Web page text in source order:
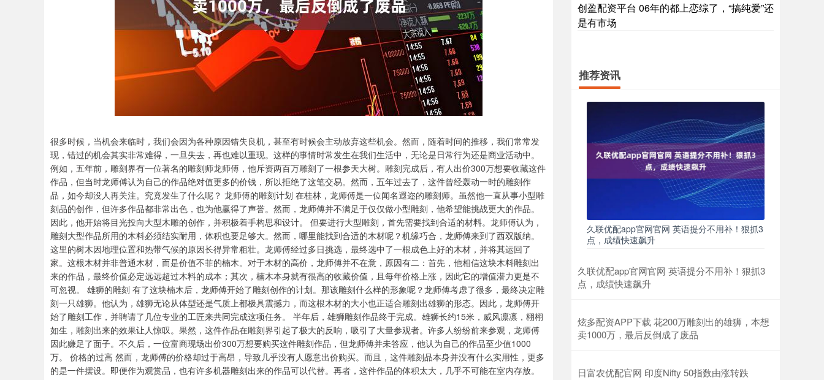
很多时候，当机会来临时，我们会因为各种原因错失良机，甚至有时候会主动放弃这些机会。然而，随着时间的推移，我们常常发
现，错过的机会其实非常难得，一旦失去，再也难以重现。这样的事情时常发生在我们生活中，无论是日常行为还是商业活动中。
例如，五年前，雕刻界有一位著名的雕刻师龙师傅，他斥资两百万雕刻了一根参天大树。雕刻完成后，有人出价300万想要收藏这件
作品，但当时龙师傅认为自己的作品绝对值更多的价钱，所以拒绝了这笔交易。然而，五年过去了，这件曾经轰动一时的雕刻作
品，如今却没人再关注。究竟发生了什么呢？ 龙师傅的雕刻计划 在桂林，龙师傅是一位闻名遐迩的雕刻师。虽然他一直从事小型雕
刻品的创作，但许多作品都非常出色，也为他赢得了声誉。然而，龙师傅并不满足于仅仅做小型雕刻，他希望能挑战更大的作品。
因此，他开始将目光投向大型木雕的创作，并积极着手构思和设计。 但要进行大型雕刻，首先需要找到合适的材料。龙师傅认为，
雕刻大型作品所用的木料必须结实耐用，体积也要足够大。然而，哪里能找到合适的木材呢？机缘巧合，龙师傅来到了西双版纳。
这里的树木因地理位置和热带气候的原因长得异常粗壮。龙师傅经过多日挑选，最终选中了一根成色上好的木材，并将其运回了
家。这根木材并非普通木材，而是价值不菲的楠木。对于木材的高价，龙师傅并不在意，原因有二：首先，他相信这块木料雕刻出
来的作品，最终价值必定远远超过木料的成本；其次，楠木本身就有很高的收藏价值，且每年价格上涨，因此它的增值潜力更是不
可忽视。 雄狮的雕刻 有了这块楠木后，龙师傅开始了雕刻创作的计划。那该雕刻什么样的形象呢？龙师傅考虑了很多，最终决定雕
刻一只雄狮。他认为，雄狮无论从体型还是气质上都极具震撼力，而这根木材的大小也正适合雕刻出雄狮的形态。因此，龙师傅开
始了雕刻工作，并聘请了几位专业的工匠来共同完成这项任务。 半年后，雄狮雕刻作品终于完成。雄狮长约15米，威风凛凛，栩栩
如生，雕刻出来的效果让人惊叹。果然，这件作品在雕刻界引起了极大的反响，吸引了大量参观者。许多人纷纷前来参观，龙师傅
因此赚足了面子。不久后，一位富商现场出价300万想要购买这件雕刻作品，但龙师傅并未答应，他认为自己的作品至少值1000
万。 价格的过高 然而，龙师傅的价格却过于高昂，导致几乎没有人愿意出价购买。而且，这件雕刻品本身并没有什么实用性，更多
的是一件摆设。即便作为观赏品，也有许多机器雕刻出来的作品可以代替。再者，这件作品的体积太大，几乎不可能在室内存放。
创盈配资平台 06年的都上恋综了，“搞纯爱”还
是有市场
推荐资讯
久联优配app官网官网 英语提分不用补！狠抓3
点，成绩快速飙升
久联优配app官网官网 英语提分不用补！狠抓3
点，成绩快速飙升
炫多配资APP下载 花200万雕刻出的雄狮，本想
卖1000万，最后反倒成了废品
日富农优配官网 印度Nifty 50指数由涨转跌